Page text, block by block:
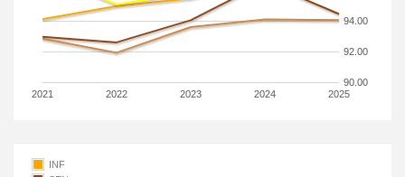
2021 2022 2023 2024 2025
90.00
92.00
94.00
INF